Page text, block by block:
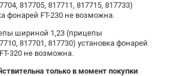
817705, 817711, 817715, 817733)
фонарей FT-230 не возможна.
шириной 1,23 (прицепы
817701, 817730) установка фонарей
320 не возможна.
только в момент покупки